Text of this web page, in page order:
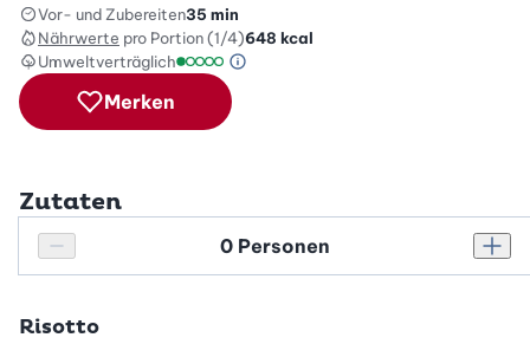
Vor- und Zubereiten35 min
Nährwerte pro Portion (1/4)648 kcal
Umweltverträglich
Umweltverträglichkeitsskala: 1 von 5
Green Betty Skala Info
Merken
Zutaten
Personenanzahl verringern
Personenanzahl
Risotto